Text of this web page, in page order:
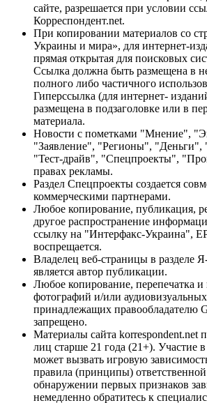
сайте, разрешается при условии
Корреспондент.net.
При копировании материалов со
Украины и мира», для интернет-
прямая открытая для поисковых
Ссылка должна быть размещена в
полного либо частичного
Гиперссылка (для интернет-
размещена в подзаголовке или в
материала.
Новости с пометками "Мнение",
"Заявление", "Регионы",
"Тест-драйв", "Спецпроекты",
правах рекламы.
Раздел Спецпроекты создается
коммерческими партнерами.
Любое копирование, публикация,
другое распространение
ссылку на "Интерфакс-Украина",
воспрещается.
Владелец веб-страницы в разделе
является автор публикации.
Любое копирование, перепечатка и
фотографий и/или
принадлежащих правообладателю
запрещено.
Материалы сайта korrespondent.net
лиц старше 21 года (21+). Участие
может вызвать игровую
правила (принципы)
обнаружении первых признаков
немедленно обратитесь к